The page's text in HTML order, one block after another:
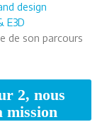
design
E3D
de son parcours
2, nous
mission